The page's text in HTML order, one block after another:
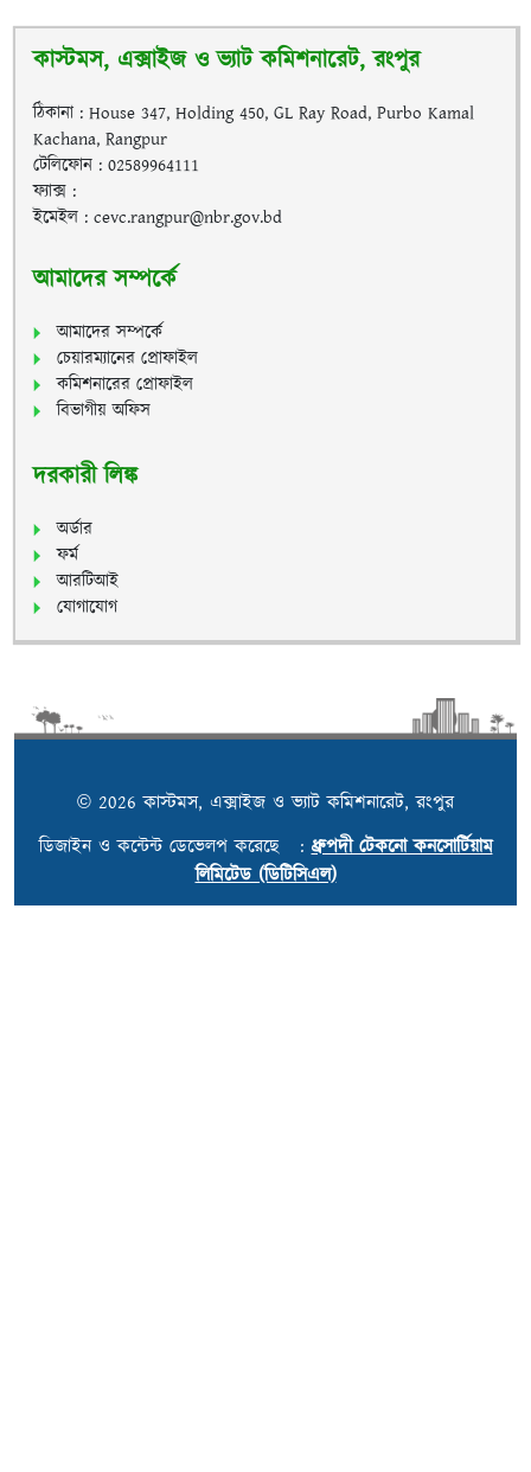
কাস্টমস, এক্সাইজ ও ভ্যাট কমিশনারেট, রংপুর
ঠিকানা : House 347, Holding 450, GL Ray Road, Purbo Kamal
Kachana, Rangpur
টেলিফোন : 02589964111
ফ্যাক্স :
ইমেইল : cevc.rangpur@nbr.gov.bd
আমাদের সম্পর্কে
আমাদের সম্পর্কে
চেয়ারম্যানের প্রোফাইল
কমিশনারের প্রোফাইল
বিভাগীয় অফিস
দরকারী লিঙ্ক
অর্ডার
ফর্ম
আরটিআই
যোগাযোগ
© 2026 কাস্টমস, এক্সাইজ ও ভ্যাট কমিশনারেট, রংপুর
ডিজাইন ও কন্টেন্ট ডেভেলপ করেছে :ধ্রুপদী টেকনো কনসোর্টিয়াম
লিমিটেড (ডিটিসিএল)